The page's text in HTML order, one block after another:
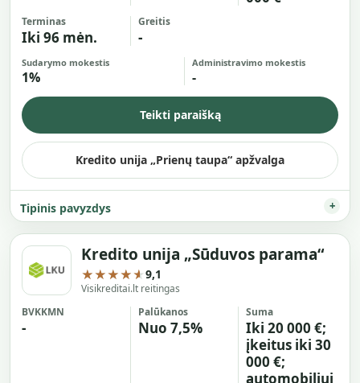
Terminas
Iki 96 mėn.
Greitis
-
Sudarymo mokestis
1%
Administravimo mokestis
-
Teikti paraišką
Kredito unija „Prienų taupa“ apžvalga
Tipinis pavyzdys
Kredito unija „Sūduvos parama“
★★★★★9,1
Visikreditai.lt reitingas
BVKKMN
-
Palūkanos
Nuo 7,5%
Suma
Iki 20 000 €;
įkeitus iki 30
000 €;
automobiliui